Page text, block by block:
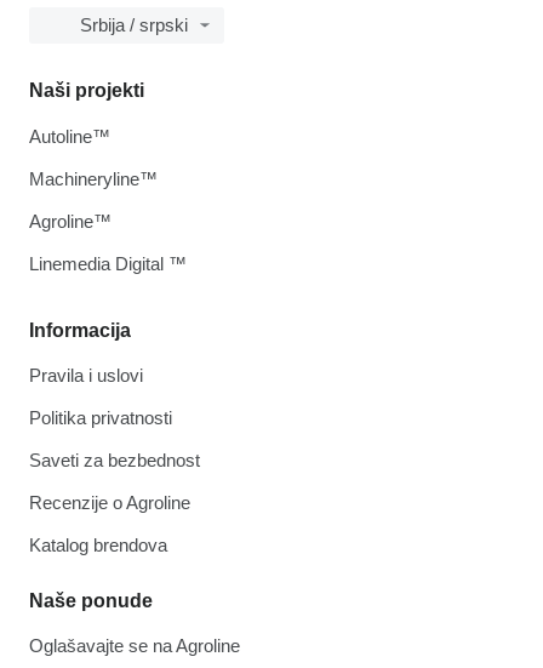
Srbija / srpski
Informacija
Pravila i uslovi
Politika privatnosti
Saveti za bezbednost
Recenzije o Agroline
Katalog brendova
Naše ponude
Oglašavajte se na Agroline
Naši projekti
Autoline™
Machineryline™
Agroline™
Linemedia Digital ™